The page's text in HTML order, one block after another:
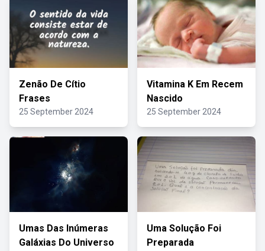
Zenão De Cítio
Frases
25 September 2024
Vitamina K Em Recem
Nascido
25 September 2024
Umas Das Inúmeras
Galáxias Do Universo
Uma Solução Foi
Preparada